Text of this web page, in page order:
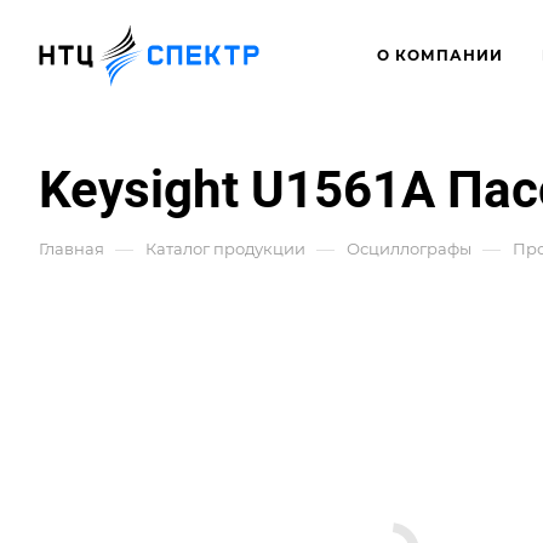
О КОМПАНИИ
Keysight U1561A
Главная — Каталог продукции — Осциллографы —